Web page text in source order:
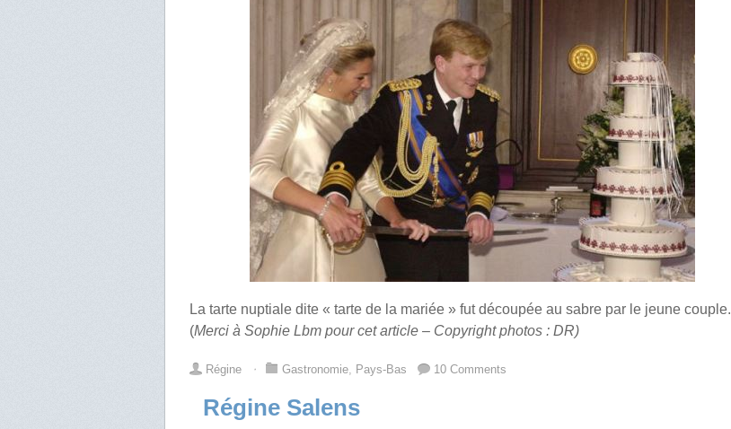
La tarte nuptiale dite « tarte de la mariée » fut découpée au sabre par le jeune couple.
(Merci à Sophie Lbm pour cet article – Copyright photos : DR)
Régine ⋅ Gastronomie Pays-Bas 10 Comments
Régine Salens